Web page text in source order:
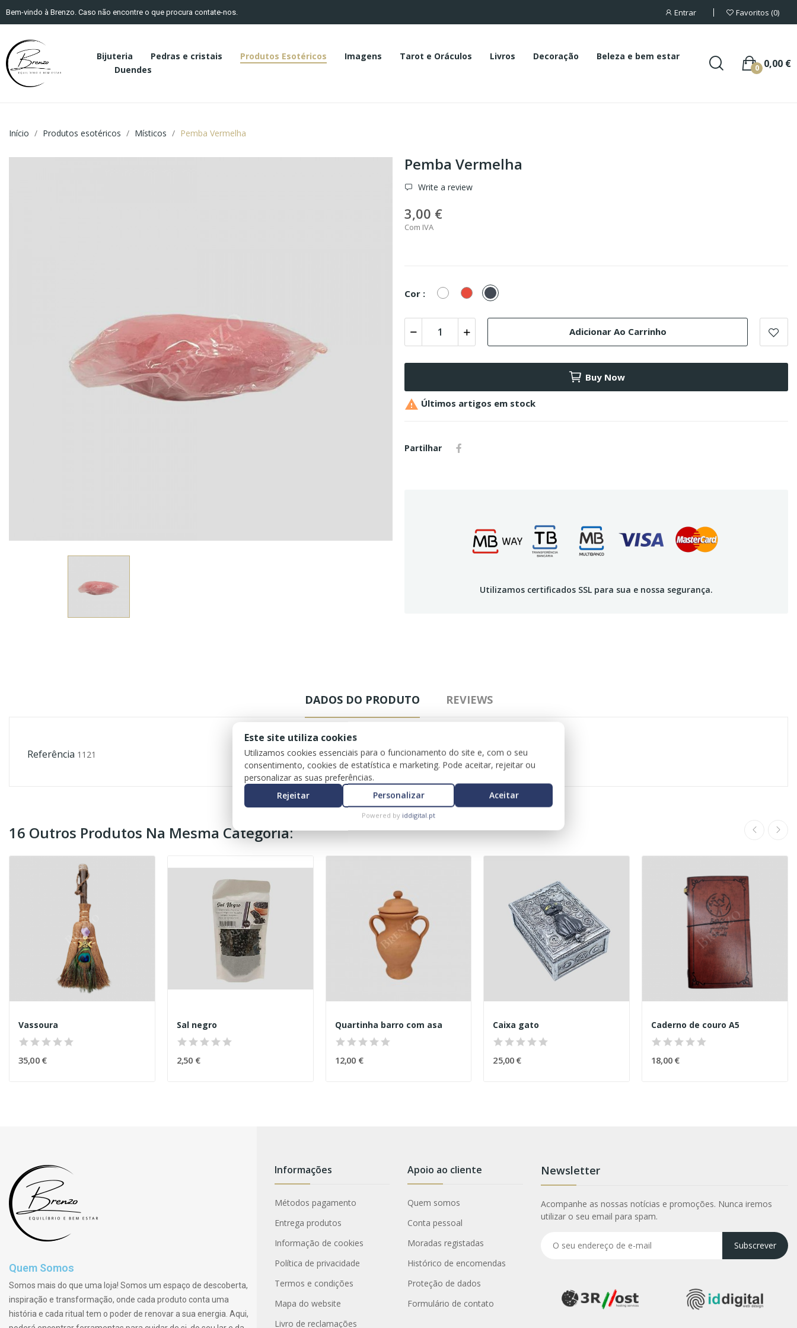
Bem-vindo à Brenzo. Caso não encontre o que procura contate-nos. Entrar Favoritos 0
Bijuteria Pedras e cristais Produtos Esotéricos Imagens Tarot e Oráculos Livros Decoração
Beleza e bem estar
Duendes
0,00 €
0
Início Produtos esotéricos Místicos Pemba Vermelha
Pemba Vermelha
Write a review
3,00 €
Com IVA
Cor : BrancoVermelhoPreto
Adicionar Ao Carrinho
Buy Now
 Últimos artigos em stock
Partilhar
Utilizamos certificados SSL para sua e nossa segurança.
DADOS DO PRODUTO REVIEWS
Referência 1121
16 Outros Produtos Na Mesma Categoria:
Vassoura
35,00 €
Sal negro
2,50 €
Quartinha barro com asa
12,00 €
Caixa gato
25,00 €
Caderno de couro A5
18,00 €
Quem Somos
Somos mais do que uma loja! Somos um espaço de descoberta,
inspiração e transformação, onde cada produto conta uma
história e cada ritual tem o poder de renovar a sua energia. Aqui,
Informações
Métodos pagamento
Entrega produtos
Informação de cookies
Política de privacidade
Termos e condições
Mapa do website
Livro de reclamações
Apoio ao cliente
Quem somos
Conta pessoal
Moradas registadas
Histórico de encomendas
Proteção de dados
Formulário de contato
Newsletter
Acompanhe as nossas notícias e promoções. Nunca iremos
utilizar o seu email para spam.
Subscrever
Este site utiliza cookies
Utilizamos cookies essenciais para o funcionamento do site e, com o seu
consentimento, cookies de estatística e marketing. Pode aceitar, rejeitar ou
personalizar as suas preferências.
Rejeitar
Personalizar Aceitar
Powered by iddigital.pt